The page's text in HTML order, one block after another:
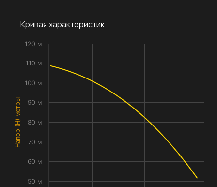
Кривая характеристик
Напор (H) метры
50 м
60 м
70 м
80 м
90 м
100 м
110 м
120 м